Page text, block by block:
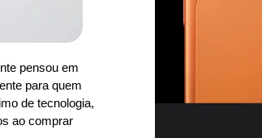
pensou em
para quem
de tecnologia,
ao comprar